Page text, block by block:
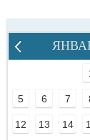
5 6 7
12 13 14